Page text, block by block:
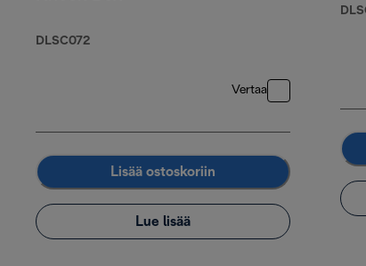
DLSC072
Vertaa
Lisää ostoskoriin
Lue lisää